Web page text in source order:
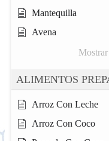
Mantequilla
Avena
ALIMENTOS
Arroz Con Leche
Arroz Con Coco